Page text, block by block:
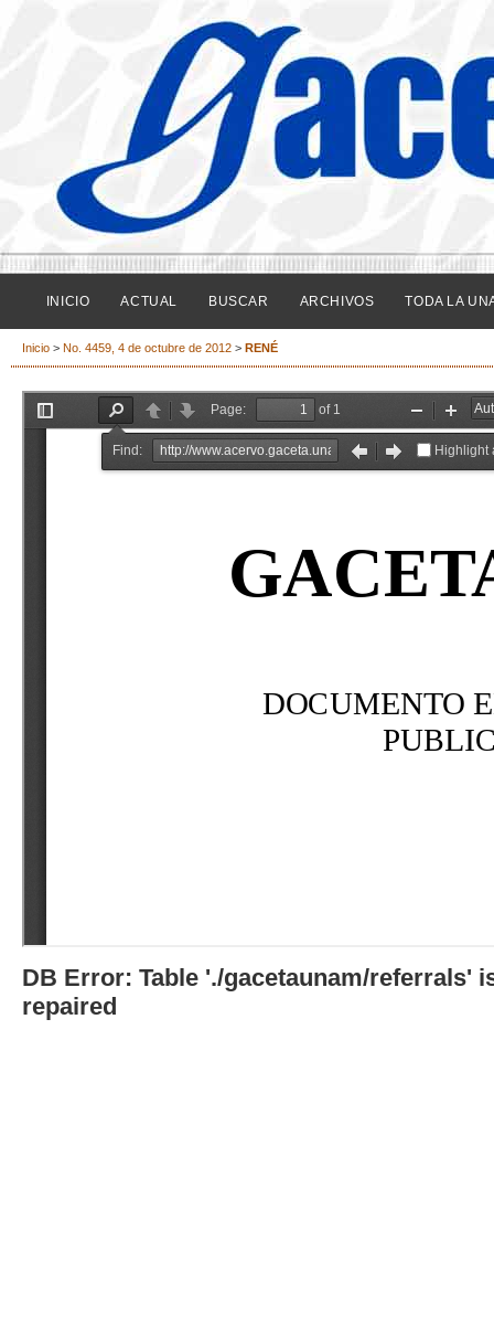
INICIO ACTUAL BUSCAR ARCHIVOS TODA LA
Inicio > No. 4459, 4 de octubre de 2012 > RENÉ
DB Error: Table './gacetaunam/referrals'
repaired